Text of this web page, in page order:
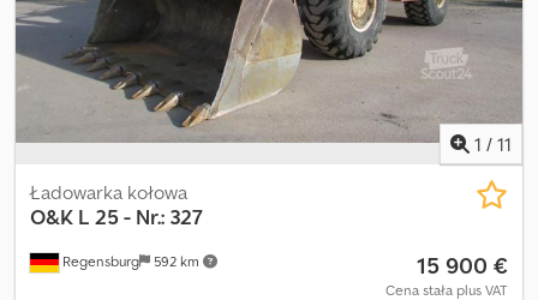
1 / 11
Regensburg 592 km
Ładowarka kołowa
O&K L 25 - Nr.: 327
15 900 €
Cena stała plus VAT